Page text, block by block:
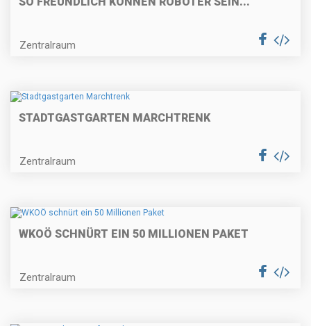
Zentralraum
STADTGASTGARTEN MARCHTRENK
Zentralraum
WKOÖ SCHNÜRT EIN 50 MILLIONEN PAKET
Zentralraum